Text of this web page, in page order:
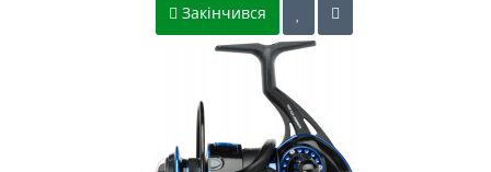
Закінчився